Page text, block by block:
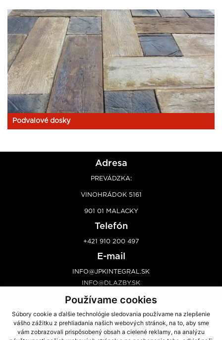
Používame cookies
Súbory cookie a ďalšie technológie sledovania používame na zlepšenie
vášho zážitku z prehliadania našich webových stránok, na to, aby sme
vám zobrazovali prispôsobený obsah a cielené reklamy, na analýzu
Podvalové dosky
Adresa
PREVÁDZKA:
VINOHRÁDOK 5161
901 01 MALACKY
Telefón
+421 910 200 497
E-mail
INFO@JPKINTEGRAL.SK
INFO@DLAZBY.SK
Úvod
O
spoločnosti
Poradenstvo
Výroba
Galéria
Predaj
Dovoz
Montáž
Predajcovia
Kontakt
Ochrana